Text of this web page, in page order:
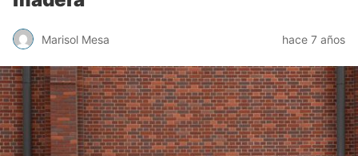
Marisol Mesa hace 7 años